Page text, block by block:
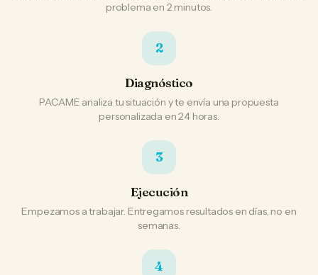
problema en 2 minutos.
2
Diagnóstico
PACAME analiza tu situación y te envía una propuesta
personalizada en 24 horas.
3
Ejecución
Empezamos a trabajar. Entregamos resultados en días, no en
semanas.
4